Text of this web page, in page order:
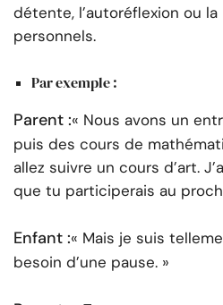
détente, l’autoréflexion ou
personnels.
Par exemple :
Parent :« Nous avons un
puis des cours de
allez suivre un cours d’art.
que tu participerais au
Enfant :« Mais je suis
besoin d’une pause. »